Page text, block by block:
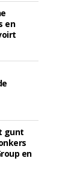
en
gunt
en